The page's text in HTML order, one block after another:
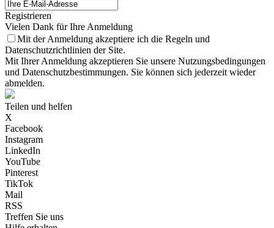
Registrieren
Vielen Dank für Ihre Anmeldung
Mit der Anmeldung akzeptiere ich die Regeln und
Datenschutzrichtlinien der Site.
Mit Ihrer Anmeldung akzeptieren Sie unsere Nutzungsbedingungen
und Datenschutzbestimmungen. Sie können sich jederzeit wieder
abmelden.
Teilen und helfen
X
Facebook
Instagram
LinkedIn
YouTube
Pinterest
TikTok
Mail
RSS
Treffen Sie uns